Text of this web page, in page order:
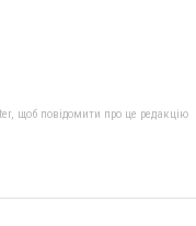
щоб повідомити про це редакцію